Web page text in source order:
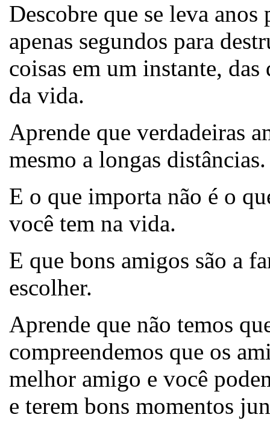
Descobre que se leva
apenas segundos para
coisas em um instante,
da vida.
Aprende que verdadeiras
mesmo a longas distâncias.
E o que importa não é o
você tem na vida.
E que bons amigos são a
escolher.
Aprende que não temos
compreendemos que os
melhor amigo e você
e terem bons momentos